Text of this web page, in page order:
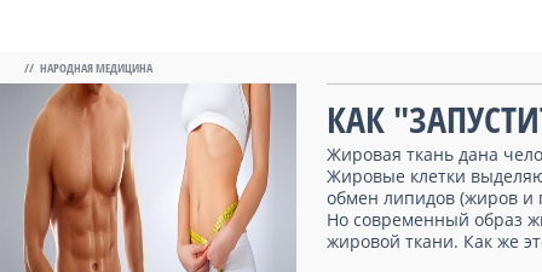
// НАРОДНАЯ МЕДИЦИНА
КАК
Жировая ткань дана
Жировые клетки
обмен липидов (жиров и
Но современный образ
жировой ткани. Как же